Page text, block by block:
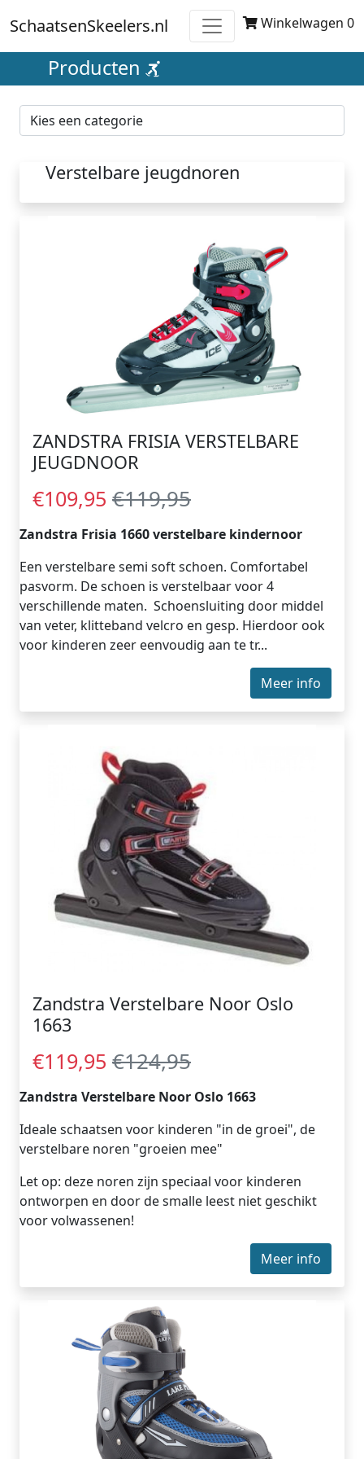
SchaatsenSkeelers.nl Winkelwagen 0
Producten
Verstelbare jeugdnoren
ZANDSTRA FRISIA VERSTELBARE
JEUGDNOOR
€109,95 €119,95
Zandstra Frisia 1660 verstelbare kindernoor
Een verstelbare semi soft schoen. Comfortabel
pasvorm. De schoen is verstelbaar voor 4
verschillende maten. Schoensluiting door middel
van veter, klitteband velcro en gesp. Hierdoor ook
voor kinderen zeer eenvoudig aan te tr...
Meer info
Zandstra Verstelbare Noor Oslo
1663
€119,95 €124,95
Zandstra Verstelbare Noor Oslo 1663
Ideale schaatsen voor kinderen "in de groei", de
verstelbare noren "groeien mee"
Let op: deze noren zijn speciaal voor kinderen
ontworpen en door de smalle leest niet geschikt
voor volwassenen!
Meer info